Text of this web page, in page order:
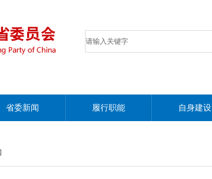
省委新闻 履行职能 自身建设